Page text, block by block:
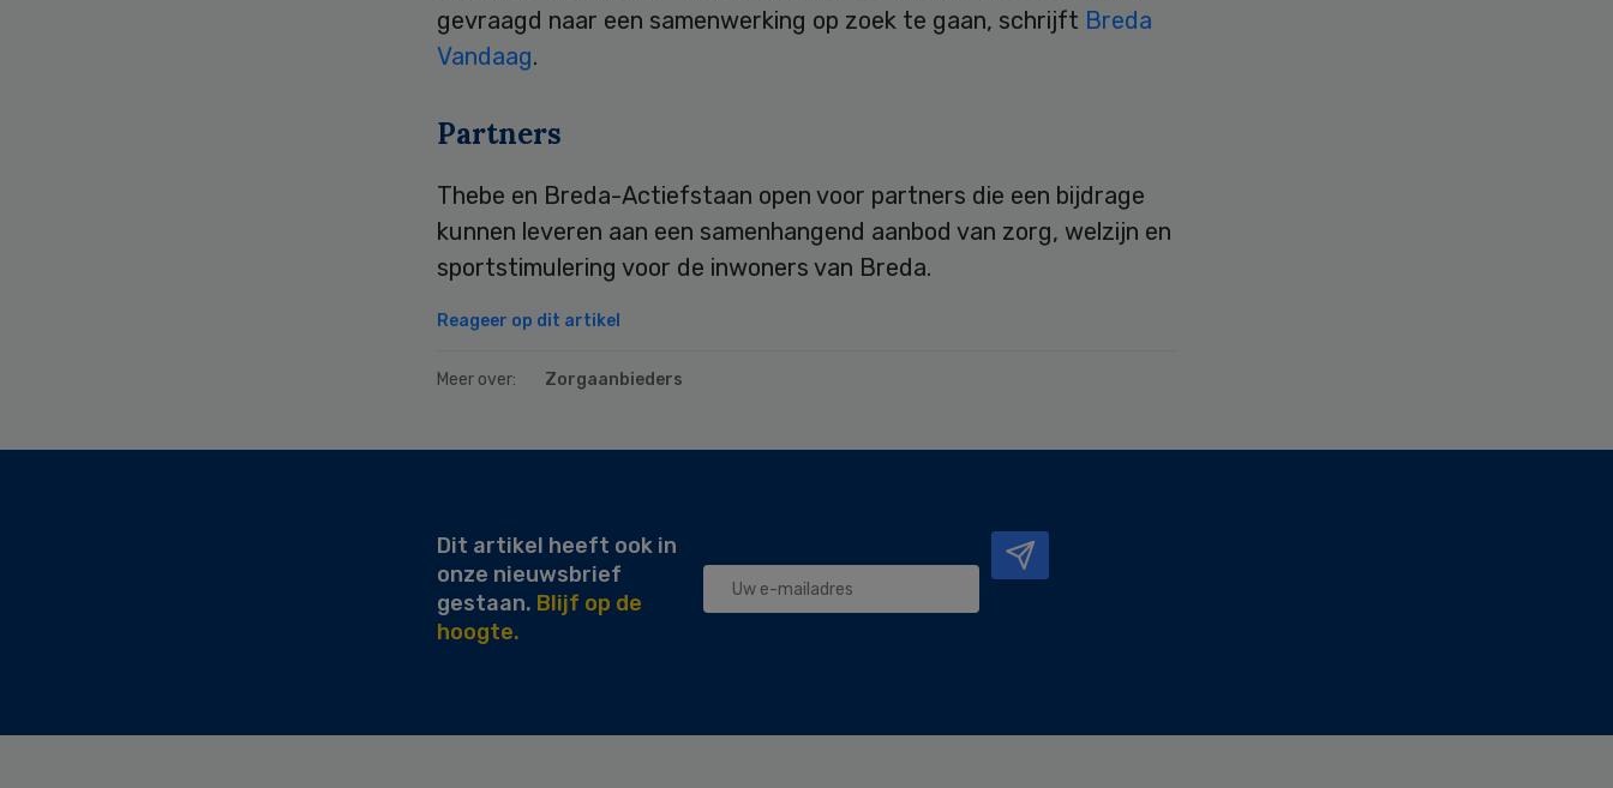
gevraagd naar een samenwerking op zoek te gaan, schrijft Breda
Vandaag.
Partners
Thebe en Breda-Actiefstaan open voor partners die een bijdrage
kunnen leveren aan een samenhangend aanbod van zorg, welzijn en
sportstimulering voor de inwoners van Breda.
Reageer op dit artikel
Meer over: Zorgaanbieders
Secondary
Dit artikel heeft ook in
onze nieuwsbrief
gestaan. Blijf op de
hoogte.